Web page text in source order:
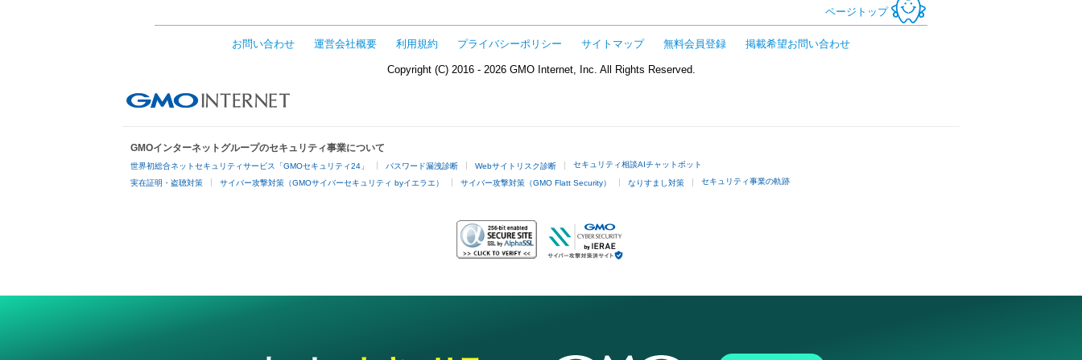
ページトップ
お問い合わせ 運営会社概要 利用規約 プライバシーポリシー サイトマップ 無料会員登録 掲載希望お問い合わせ
Copyright (C) 2016 - 2026 GMO Internet, Inc. All Rights Reserved.
GMOインターネットグループのセキュリティ事業について
世界初総合ネットセキュリティサービス「GMOセキュリティ24」 パスワード漏洩診断 Webサイトリスク診断 セキュリティ相談AIチャットボット
実在証明・盗聴対策 サイバー攻撃対策（GMOサイバーセキュリティ byイエラエ） サイバー攻撃対策（GMO Flatt Security） なりすまし対策 セキュリティ事業の軌跡